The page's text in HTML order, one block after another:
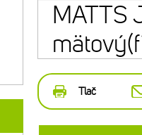
MATTS
Tlač